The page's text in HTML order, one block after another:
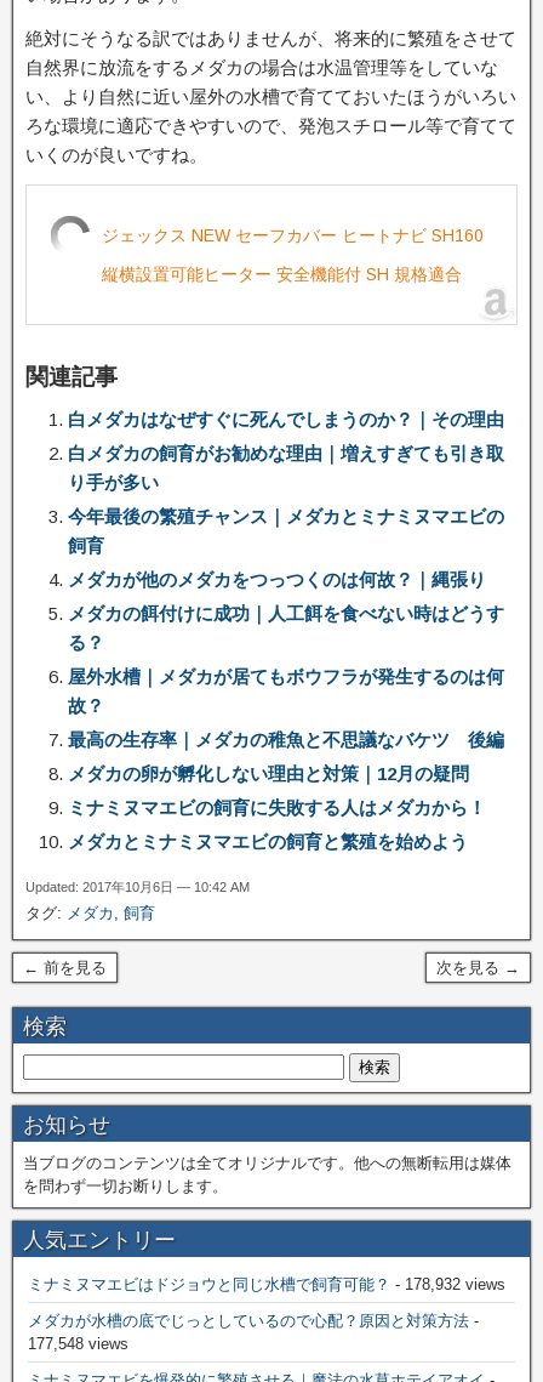
絶対にそうなる訳ではありませんが、将来的に繁殖をさせて
自然界に放流をするメダカの場合は水温管理等をしていな
い、より自然に近い屋外の水槽で育てておいたほうがいろい
ろな環境に適応できやすいので、発泡スチロール等で育てて
いくのが良いですね。
ジェックス NEW セーフカバー ヒートナビ SH160
縦横設置可能ヒーター 安全機能付 SH 規格適合
関連記事
白メダカはなぜすぐに死んでしまうのか？｜その理由
白メダカの飼育がお勧めな理由｜増えすぎても引き取
り手が多い
今年最後の繁殖チャンス｜メダカとミナミヌマエビの
飼育
メダカが他のメダカをつっつくのは何故？｜縄張り
メダカの餌付けに成功｜人工餌を食べない時はどうす
る？
屋外水槽｜メダカが居てもボウフラが発生するのは何
故？
最高の生存率｜メダカの稚魚と不思議なバケツ 後編
メダカの卵が孵化しない理由と対策｜12月の疑問
ミナミヌマエビの飼育に失敗する人はメダカから！
メダカとミナミヌマエビの飼育と繁殖を始めよう
Updated: 2017年10月6日 — 10:42 AM
タグ: メダカ , 飼育
← 前を見る 次を見る →
検索
お知らせ
当ブログのコンテンツは全てオリジナルです。他への無断転用は媒体
を問わず一切お断りします。
人気エントリー
ミナミヌマエビはドジョウと同じ水槽で飼育可能？ - 178,932 views
メダカが水槽の底でじっとしているので心配？原因と対策方法 -
177,548 views